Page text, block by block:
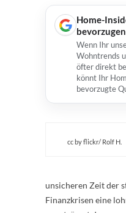
Home-
bevorzugen
Wenn Ihr
Wohntrends
öfter direkt
könnt Ihr
bevorzugte
cc by flickr/ Rolf H.
unsicheren Zeit der
Finanzkrisen eine